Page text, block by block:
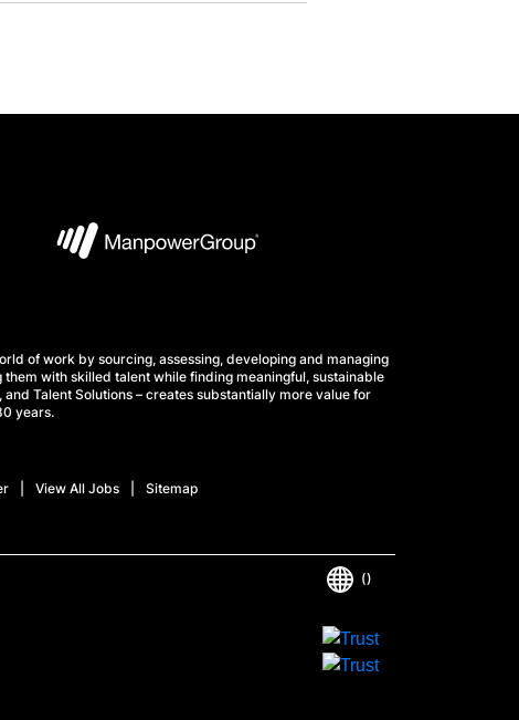
of work by sourcing, assessing, developing and managing
with skilled talent while finding meaningful, sustainable
Talent Solutions – creates substantially more value for
years.
View All Jobs Sitemap
()